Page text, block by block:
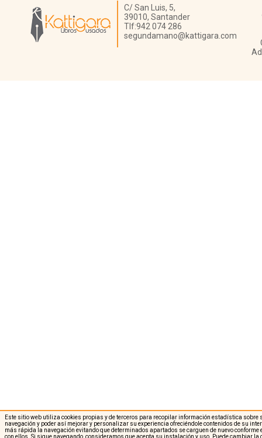
Este sitio web utiliza cookies propias y de terceros para recopilar información estadística sobre
navegación y poder así mejorar y personalizar su experiencia ofreciéndole contenidos de su
más rápida la navegación evitando que determinados apartados se carguen de nuevo
con ellos. Si sigue navegando, consideramos que acepta su instalación y uso. Puede cambiar la
Librería Kattigara
C/ San Luis, 5,
39010, Santander
Tlf:942 074 286
segundamano@kattigara.com